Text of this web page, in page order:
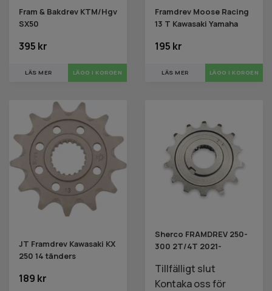
Fram & Bakdrev KTM/Hgv
SX50
395 kr
LÄS MER LÄGG I KORGEN
Framdrev Moose Racing
13 T Kawasaki Yamaha
195 kr
LÄS MER
JT Framdrev Kawasaki KX
250 14 tänders
189 kr
Sherco FRAMDREV 250-
300 2T/4T 2021-
Tillfälligt slut
Kontaka oss för